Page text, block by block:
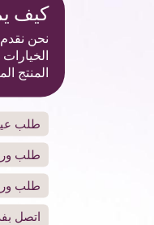
كيف
نحن
المنتج
طلب
طلب
طلب
اتصل